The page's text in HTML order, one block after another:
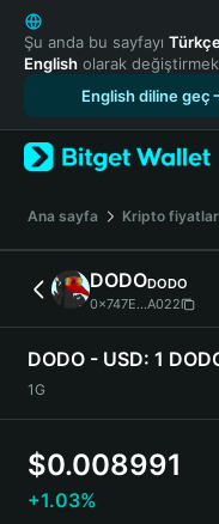
English
日本語
Tiếng Việt
Español (Latinoamérica)
Türkçe
Français
Deutsch
简体中文
繁體中文
Português (Portugal)
Bahasa Indonesia
ภาษาไทย
हिन्दी
Español
Português (Brasil)
Şu anda bu sayfayı
English olarak
English diline geç
Ana sayfa Kripto
DODODODO
0x747E...A022
DODO - USD: 1
1G
$0.008991
+1.03%